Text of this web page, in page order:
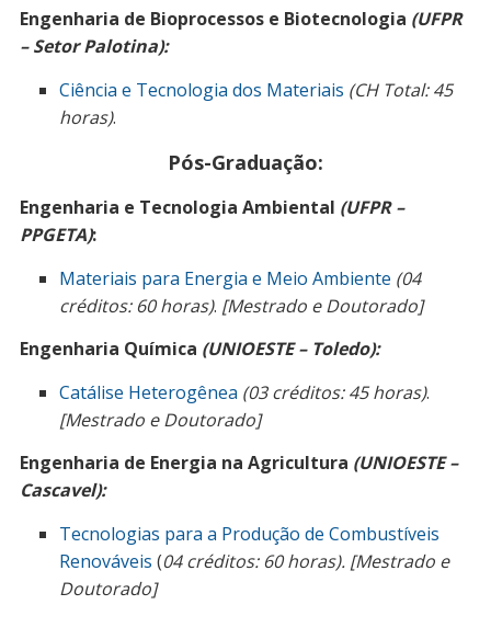
Engenharia de Bioprocessos e Biotecnologia (UFPR
– Setor Palotina):
Ciência e Tecnologia dos Materiais (CH Total: 45
horas).
Pós-Graduação:
Engenharia e Tecnologia Ambiental (UFPR –
PPGETA):
Materiais para Energia e Meio Ambiente (04
créditos: 60 horas). [Mestrado e Doutorado]
Engenharia Química (UNIOESTE – Toledo):
Catálise Heterogênea (03 créditos: 45 horas).
[Mestrado e Doutorado]
Engenharia de Energia na Agricultura (UNIOESTE –
Cascavel):
Tecnologias para a Produção de Combustíveis
Renováveis (04 créditos: 60 horas). [Mestrado e
Doutorado]